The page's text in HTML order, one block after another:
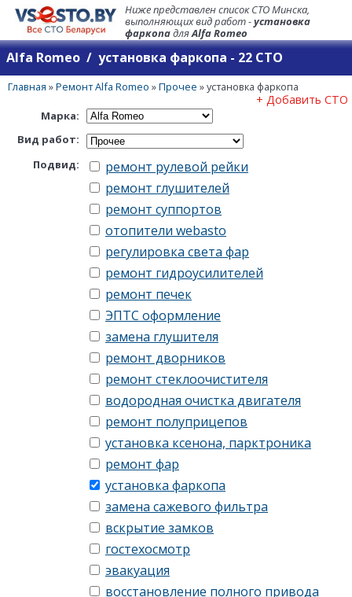
Ниже представлен список СТО Минска,
выполняющих вид работ -установка
фаркопадляAlfa Romeo
Alfa Romeo / установка фаркопа - 22 СТО
Главная »Ремонт Alfa Romeo »Прочее »установка фаркопа
+ Добавить СТО
Марка:
Вид работ:
Подвид:
ремонт рулевой рейки
ремонт глушителей
ремонт суппортов
отопители webasto
регулировка света фар
ремонт гидроусилителей
ремонт печек
ЭПТС оформление
замена глушителя
ремонт дворников
ремонт стеклоочистителя
водородная очистка двигателя
ремонт полуприцепов
установка ксенона, парктроника
ремонт фар
установка фаркопа
замена сажевого фильтра
вскрытие замков
гостехосмотр
эвакуация
восстановление полного привода